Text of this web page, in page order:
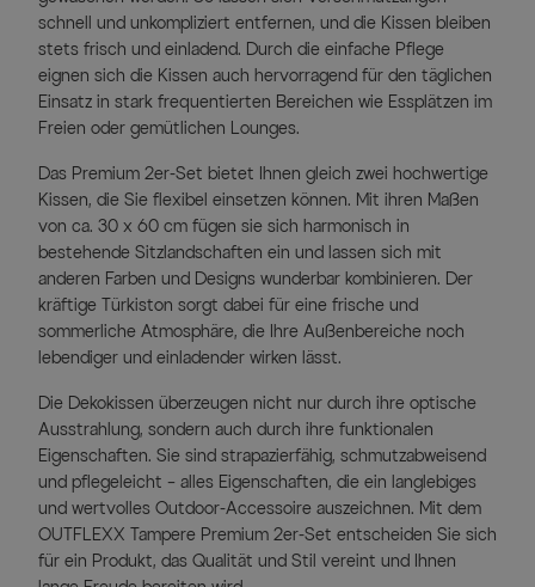
schnell und unkompliziert entfernen, und die Kissen bleiben
stets frisch und einladend. Durch die einfache Pflege
eignen sich die Kissen auch hervorragend für den täglichen
Einsatz in stark frequentierten Bereichen wie Essplätzen im
Freien oder gemütlichen Lounges.
Das Premium 2er-Set bietet Ihnen gleich zwei hochwertige
Kissen, die Sie flexibel einsetzen können. Mit ihren Maßen
von ca. 30 x 60 cm fügen sie sich harmonisch in
bestehende Sitzlandschaften ein und lassen sich mit
anderen Farben und Designs wunderbar kombinieren. Der
kräftige Türkiston sorgt dabei für eine frische und
sommerliche Atmosphäre, die Ihre Außenbereiche noch
lebendiger und einladender wirken lässt.
Die Dekokissen überzeugen nicht nur durch ihre optische
Ausstrahlung, sondern auch durch ihre funktionalen
Eigenschaften. Sie sind strapazierfähig, schmutzabweisend
und pflegeleicht – alles Eigenschaften, die ein langlebiges
und wertvolles Outdoor-Accessoire auszeichnen. Mit dem
OUTFLEXX Tampere Premium 2er-Set entscheiden Sie sich
für ein Produkt, das Qualität und Stil vereint und Ihnen